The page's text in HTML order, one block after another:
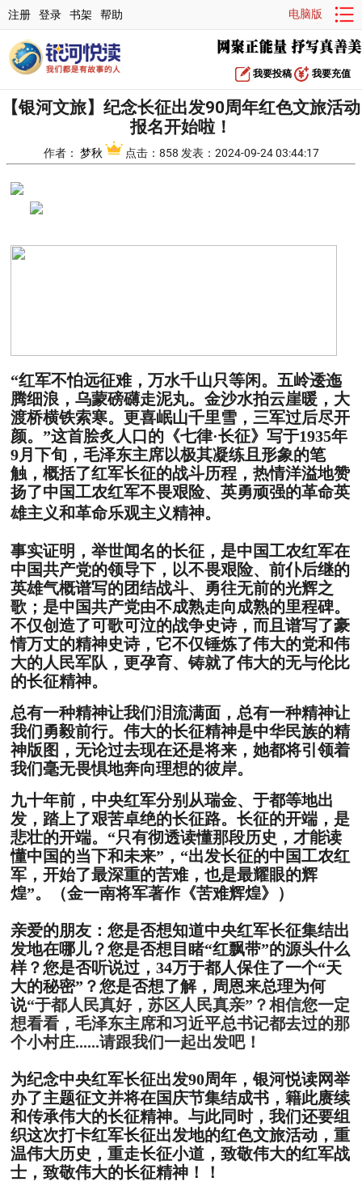
注册 登录 书架 帮助 电脑版
我要投稿 我要充值
【银河文旅】纪念长征出发90周年红色文旅活动
报名开始啦！
作者： 梦秋 点击：858 发表：2024-09-24 03:44:17
“红军不怕远征难，万水千山只等闲。五岭逶迤
腾细浪，乌蒙磅礴走泥丸。金沙水拍云崖暖，大
渡桥横铁索寒。更喜岷山千里雪，三军过后尽开
颜。”这首脍炙人口的《七律·长征》写于1935年
9月下旬，毛泽东主席以极其凝练且形象的笔
触，概括了红军长征的战斗历程，热情洋溢地赞
扬了中国工农红军不畏艰险、英勇顽强的革命英
雄主义和革命乐观主义精神。
事实证明，举世闻名的长征，是中国工农红军在
中国共产党的领导下，以不畏艰险、前仆后继的
英雄气概谱写的团结战斗、勇往无前的光辉之
歌；是中国共产党由不成熟走向成熟的里程碑。
不仅创造了可歌可泣的战争史诗，而且谱写了豪
情万丈的精神史诗，它不仅锤炼了伟大的党和伟
大的人民军队，更孕育、铸就了伟大的无与伦比
的长征精神。
总有一种精神让我们泪流满面，总有一种精神让
我们勇毅前行。伟大的长征精神是中华民族的精
神版图，无论过去现在还是将来，她都将引领着
我们毫无畏惧地奔向理想的彼岸。
九十年前，中央红军分别从瑞金、于都等地出
发，踏上了艰苦卓绝的长征路。长征的开端，是
悲壮的开端。“只有彻透读懂那段历史，才能读
懂中国的当下和未来”，“出发长征的中国工农红
军，开始了最深重的苦难，也是最耀眼的辉
煌”。（金一南将军著作《苦难辉煌》）
亲爱的朋友：您是否想知道中央红军长征集结出
发地在哪儿？您是否想目睹“红飘带”的源头什么
样？您是否听说过，34万于都人保住了一个“天
大的秘密”？您是否想了解，周恩来总理为何
说“于都人民真好，苏区人民真亲”？相信您一定
想看看，毛泽东主席和习近平总书记都去过的那
个小村庄......请跟我们一起出发吧！
为纪念中央红军长征出发90周年，银河悦读网举
办了主题征文并将在国庆节集结成书，籍此赓续
和传承伟大的长征精神。与此同时，我们还要组
织这次打卡红军长征出发地的红色文旅活动，重
温伟大历史，重走长征小道，致敬伟大的红军战
士，致敬伟大的长征精神！！